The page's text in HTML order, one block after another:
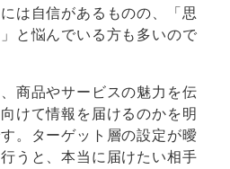
は自信があるものの、「思
と悩んでいる方も多いので
商品やサービスの魅力を伝
けて情報を届けるのかを明
。ターゲット層の設定が曖
うと、本当に届けたい相手